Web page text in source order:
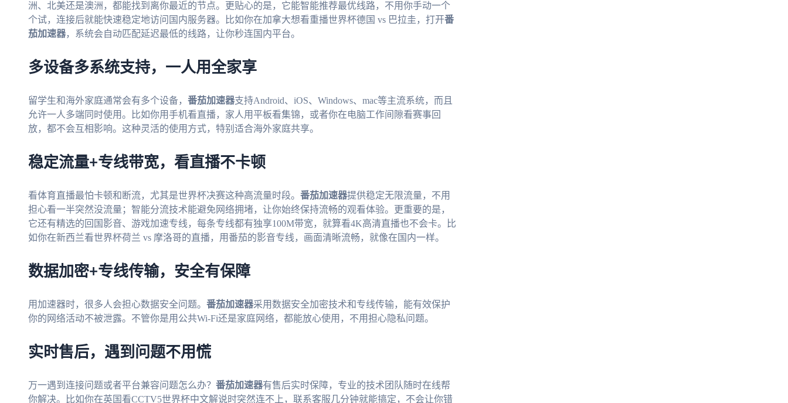
洲、北美还是澳洲，都能找到离你最近的节点。更贴心的是，它能智能推荐最优线路，不用你手动一个
个试，连接后就能快速稳定地访问国内服务器。比如你在加拿大想看重播世界杯德国 vs 巴拉圭，打开番
茄加速器，系统会自动匹配延迟最低的线路，让你秒连国内平台。
多设备多系统支持，一人用全家享
留学生和海外家庭通常会有多个设备， 番茄加速器支持Android、iOS、Windows、mac等主流系统，而且
允许一人多端同时使用。比如你用手机看直播，家人用平板看集锦，或者你在电脑工作间隙看赛事回
放，都不会互相影响。这种灵活的使用方式，特别适合海外家庭共享。
稳定流量+专线带宽，看直播不卡顿
看体育直播最怕卡顿和断流，尤其是世界杯决赛这种高流量时段。 番茄加速器提供稳定无限流量，不用
担心看一半突然没流量；智能分流技术能避免网络拥堵，让你始终保持流畅的观看体验。更重要的是，
它还有精选的回国影音、游戏加速专线，每条专线都有独享100M带宽，就算看4K高清直播也不会卡。比
如你在新西兰看世界杯荷兰 vs 摩洛哥的直播，用番茄的影音专线，画面清晰流畅，就像在国内一样。
数据加密+专线传输，安全有保障
用加速器时，很多人会担心数据安全问题。 番茄加速器采用数据安全加密技术和专线传输，能有效保护
你的网络活动不被泄露。不管你是用公共Wi-Fi还是家庭网络，都能放心使用，不用担心隐私问题。
实时售后，遇到问题不用慌
万一遇到连接问题或者平台兼容问题怎么办？ 番茄加速器有售后实时保障，专业的技术团队随时在线帮
你解决。比如你在英国看CCTV5世界杯中文解说时突然连不上，联系客服几分钟就能搞定，不会让你错